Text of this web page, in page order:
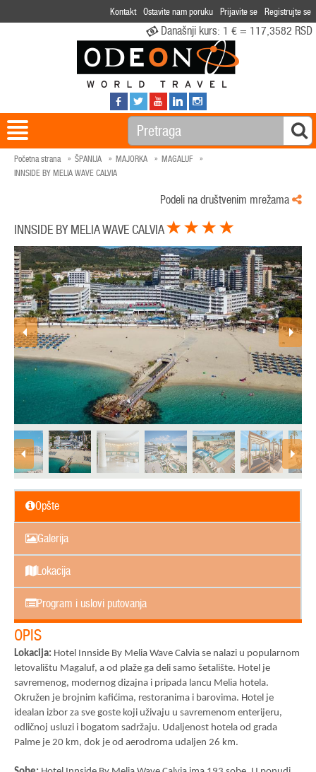
Kontakt Ostavite nam poruku Prijavite se Registrujte se
Današnji kurs: 1 € = 117,3582 RSD
Početna strana ŠPANIJA MAJORKA
MAGALUF
INNSIDE BY MELIA WAVE CALVIA
Podeli na društvenim mrežama
INNSIDE BY MELIA WAVE CALVIA
Opšte
Galerija
Lokacija
Program i uslovi putovanja
OPIS
Lokacija: Hotel Innside By Melia Wave Calvia se nalazi u popularnom
letovalištu Magaluf, a od plaže ga deli samo šetalište. Hotel je
savremenog, modernog dizajna i pripada lancu Melia hotela.
Okružen je brojnim kafićima, restoranima i barovima. Hotel je
idealan izbor za sve goste koji uživaju u savremenom enterijeru,
odličnoj usluzi i bogatom sadržaju. Udaljenost hotela od grada
Palme je 20 km, dok je od aerodroma udaljen 26 km.